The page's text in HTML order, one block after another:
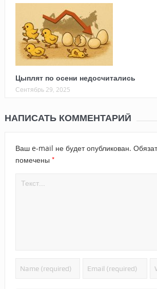
Цыплят по осени недосчитались
Сентябрь 29, 2025
НАПИСАТЬ КОММЕНТАРИЙ
Ваш e-mail не будет опубликован.
помечены *